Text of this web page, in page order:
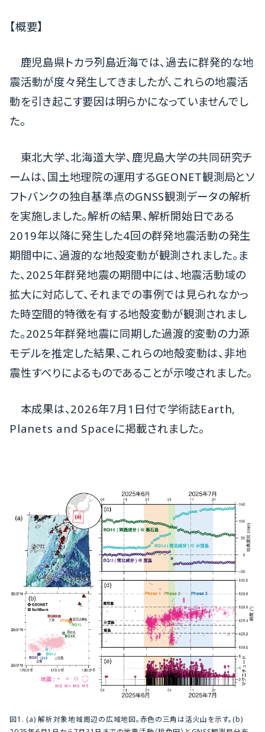
【概要】
鹿児島県トカラ列島近海では、過去に群発的な地
震活動が度々発生してきましたが、これらの地震活
動を引き起こす要因は明らかになっていませんでし
た。
東北大学、北海道大学、鹿児島大学の共同研究チ
ームは、国土地理院の運用するGEONET観測局とソ
フトバンクの独自基準点のGNSS観測データの解析
を実施しました。解析の結果、解析開始日である
2019年以降に発生した4回の群発地震活動の発生
期間中に、過渡的な地殻変動が観測されました。ま
た、2025年群発地震の期間中には、地震活動域の
拡大に対応して、それまでの事例では見られなかっ
た時空間的特徴を有する地殻変動が観測されまし
た。2025年群発地震に同期した過渡的変動の力源
モデルを推定した結果、これらの地殻変動は、非地
震性すべりによるものであることが示唆されました。
本成果は、2026年7月1日付で学術誌Earth,
Planets and Spaceに掲載されました。
図1. (a) 解析対象地域周辺の広域地図。赤色の三角は活火山を示す。(b)